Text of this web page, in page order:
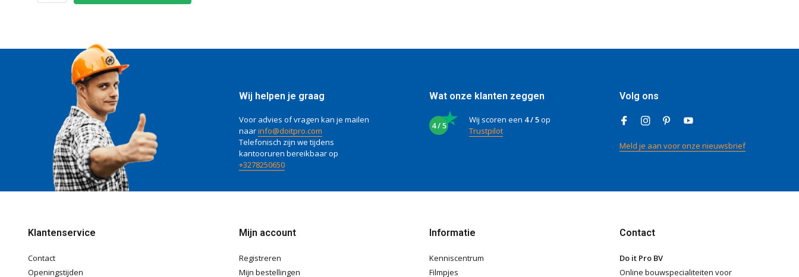
Wij helpen je graag
Voor advies of vragen kan je mailen
naarinfo@doitpro.com
Telefonisch zijn we tijdens
kantooruren bereikbaar op
+3278250650
Wat onze klanten zeggen
4 / 5
Wij scoren een 4 / 5op
Trustpilot
Volg ons
Meld je aan voor onze nieuwsbrief
Klantenservice
Contact
Openingstijden
Mijn account
Registreren
Mijn bestellingen
Informatie
Kenniscentrum
Filmpjes
Contact
Do it Pro BV
Online bouwspecialiteiten voor